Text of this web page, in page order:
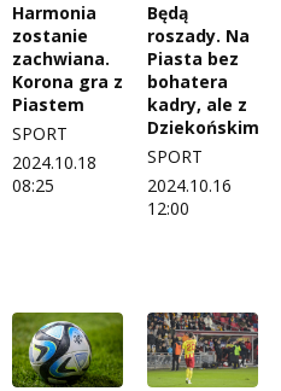
Harmonia
zostanie
zachwiana.
Korona gra z
Piastem
SPORT
2024.10.18
08:25
Będą
roszady. Na
Piasta bez
bohatera
kadry, ale z
Dziekońskim?
SPORT
2024.10.16
12:00